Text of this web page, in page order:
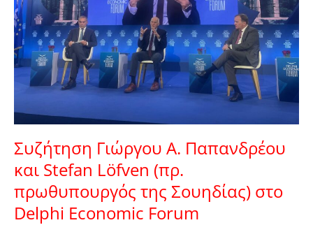
Συζήτηση Γιώργου Α. Παπανδρέου
και Stefan Löfven (πρ.
πρωθυπουργός της Σουηδίας) στο
Delphi Economic Forum
Löfven
(πρ.
πρωθυπουργός
της
Σουηδίας)
Economic